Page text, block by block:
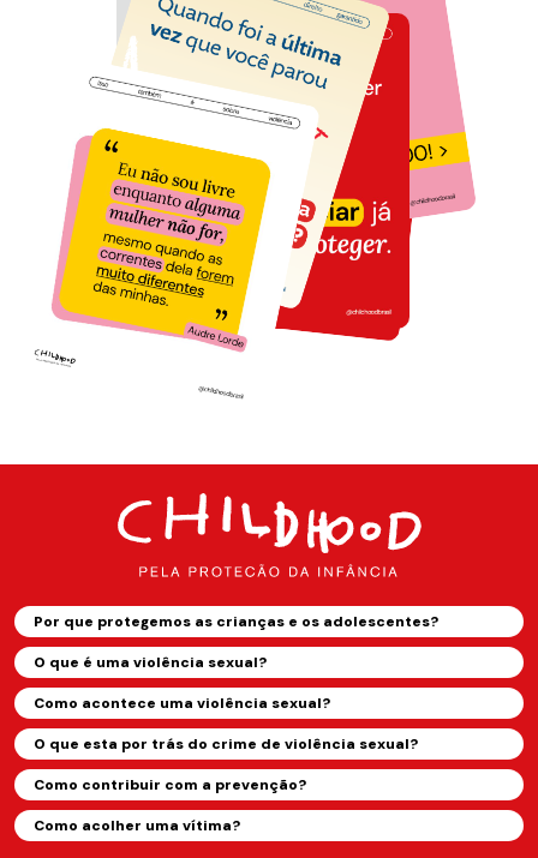
Por que protegemos as crianças e os adolescentes?
O que é uma violência sexual?
Como acontece uma violência sexual?
O que esta por trás do crime de violência sexual?
Como contribuir com a prevenção?
Como acolher uma vítima?